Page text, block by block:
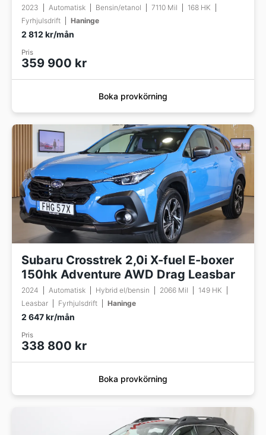
2023 Automatisk Bensin/etanol 7110 Mil
168 HK
Fyrhjulsdrift
Haninge
2 812 kr/mån
Pris
359 900 kr
Boka provkörning
Subaru Crosstrek 2,0i X-fuel E-boxer
150hk Adventure AWD Drag Leasbar
2024 Automatisk Hybrid el/bensin 2066 Mil
149 HK
Leasbar
Fyrhjulsdrift Haninge
2 647 kr/mån
Pris
338 800 kr
Boka provkörning